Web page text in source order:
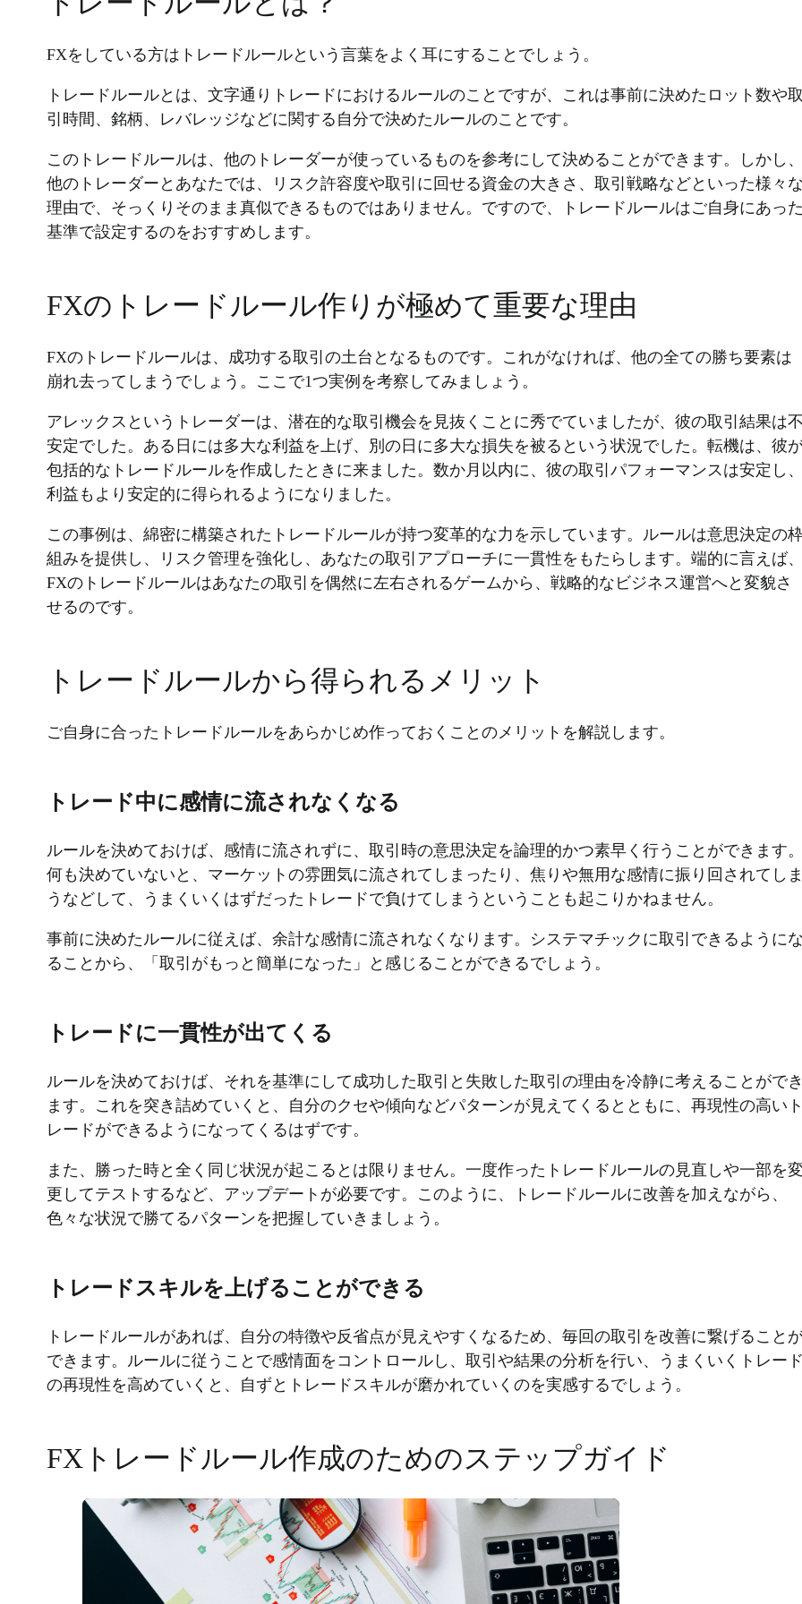
FXをしている方はトレードルールという言葉をよく耳にすることでしょう。
トレードルールとは、文字通りトレードにおけるルールのことですが、これは事前に決めたロット数や取
引時間、銘柄、レバレッジなどに関する自分で決めたルールのことです。
このトレードルールは、他のトレーダーが使っているものを参考にして決めることができます。しかし、
他のトレーダーとあなたでは、リスク許容度や取引に回せる資金の大きさ、取引戦略などといった様々な
理由で、そっくりそのまま真似できるものではありません。ですので、トレードルールはご自身にあった
基準で設定するのをおすすめします。
FXのトレードルール作りが極めて重要な理由
FXのトレードルールは、成功する取引の土台となるものです。これがなければ、他の全ての勝ち要素は
崩れ去ってしまうでしょう。ここで1つ実例を考察してみましょう。
アレックスというトレーダーは、潜在的な取引機会を見抜くことに秀でていましたが、彼の取引結果は不
安定でした。ある日には多大な利益を上げ、別の日に多大な損失を被るという状況でした。転機は、彼
包括的なトレードルールを作成したときに来ました。数か月以内に、彼の取引パフォーマンスは安定し、
利益もより安定的に得られるようになりました。
この事例は、綿密に構築されたトレードルールが持つ変革的な力を示しています。ルールは意思決定の
組みを提供し、リスク管理を強化し、あなたの取引アプローチに一貫性をもたらします。端的に言えば、
FXのトレードルールはあなたの取引を偶然に左右されるゲームから、戦略的なビジネス運営へと変貌さ
せるのです。
トレードルールから得られるメリット
ご自身に合ったトレードルールをあらかじめ作っておくことのメリットを解説します。
トレード中に感情に流されなくなる
ルールを決めておけば、感情に流されずに、取引時の意思決定を論理的かつ素早く行うことができます。
何も決めていないと、マーケットの雰囲気に流されてしまったり、焦りや無用な感情に振り回されてしま
うなどして、うまくいくはずだったトレードで負けてしまうということも起こりかねません。
事前に決めたルールに従えば、余計な感情に流されなくなります。システマチックに取引できるようにな
ることから、「取引がもっと簡単になった」と感じることができるでしょう。
トレードに一貫性が出てくる
ルールを決めておけば、それを基準にして成功した取引と失敗した取引の理由を冷静に考えることができ
ます。これを突き詰めていくと、自分のクセや傾向などパターンが見えてくるとともに、再現性の高いト
レードができるようになってくるはずです。
また、勝った時と全く同じ状況が起こるとは限りません。一度作ったトレードルールの見直しや一部を
更してテストするなど、アップデートが必要です。このように、トレードルールに改善を加えながら、
色々な状況で勝てるパターンを把握していきましょう。
トレードスキルを上げることができる
トレードルールがあれば、自分の特徴や反省点が見えやすくなるため、毎回の取引を改善に繋げること
できます。ルールに従うことで感情面をコントロールし、取引や結果の分析を行い、うまくいくトレード
の再現性を高めていくと、自ずとトレードスキルが磨かれていくのを実感するでしょう。
FXトレードルール作成のためのステップガイド